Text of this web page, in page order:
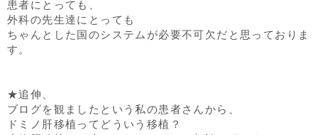
患者にとっても、
外科の先生達にとっても
ちゃんとした国のシステムが必要不可欠だと思っておりま
す。
★追伸、
ブログを観ましたという私の患者さんから、
ドミノ肝移植ってどういう移植？